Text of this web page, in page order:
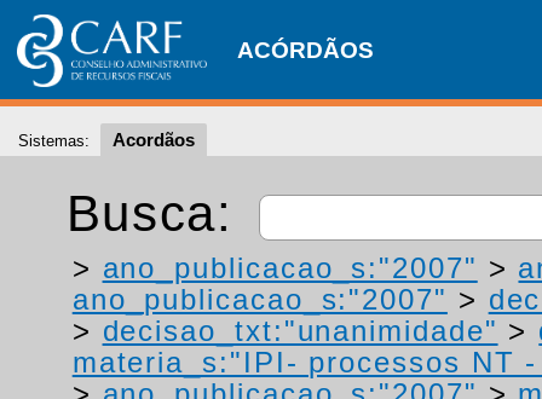
ACÓRDÃOS
Sistemas: Acordãos
Busca:
> ano_publicacao_s:"2007" >
ano_publicacao_s:"2007" >
> decisao_txt:"unanimidade" >
materia_s:"IPI- processos NT